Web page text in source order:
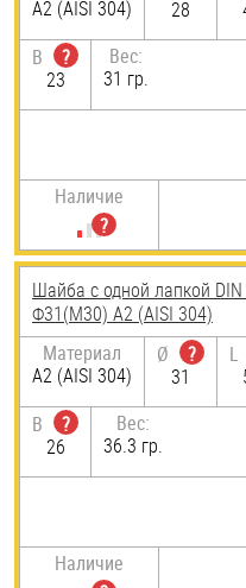
А2 (AISI 304) 28
B
?
23
Вес:
31 гр.
Наличие
Шайба с одной лапкой
Ф31(М30) А2 (AISI 304)
Материал
А2 (AISI 304)
Ø
?
31
L
B
?
26
Вес:
36.3 гр.
Наличие